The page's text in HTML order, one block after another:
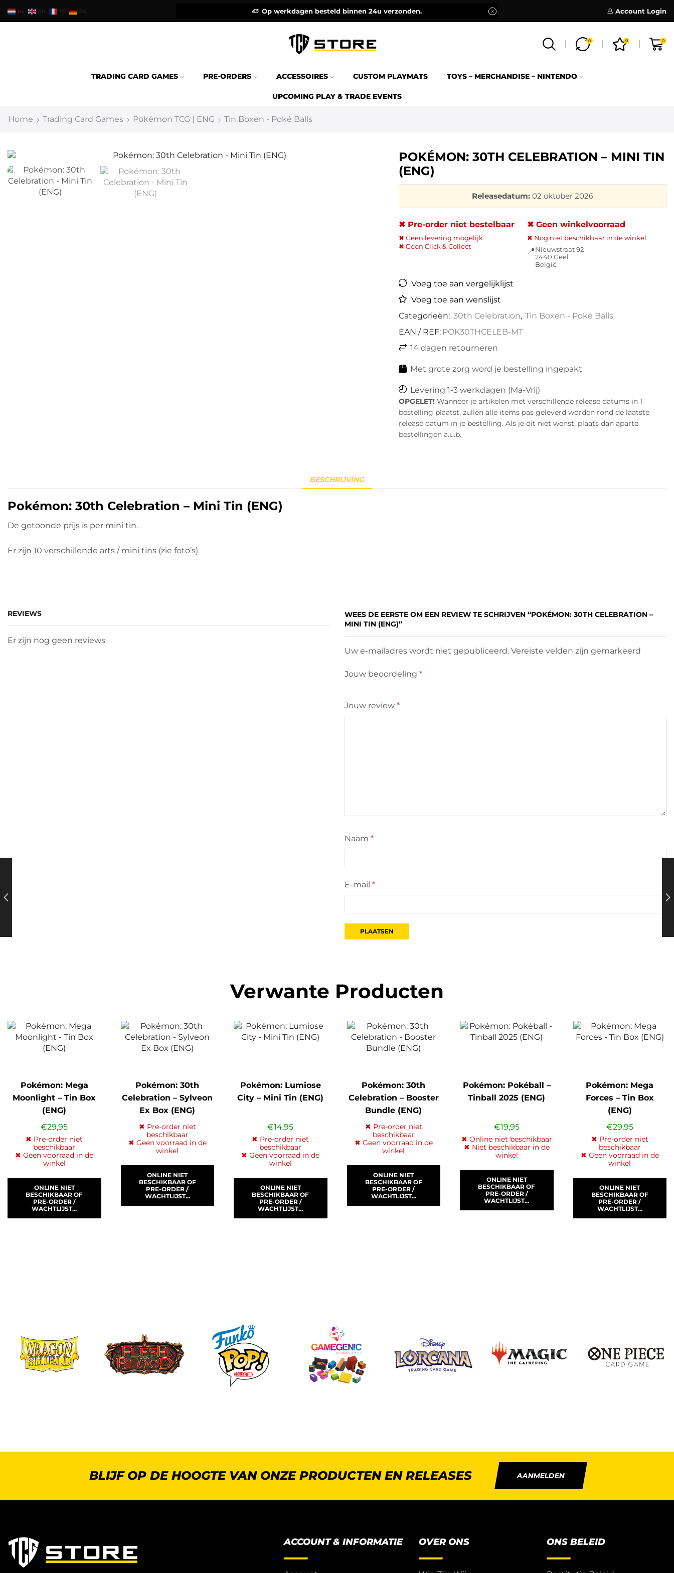
NL EN FR DE
binnen 24u verzonden. Op werkdagen besteld binnen 24u verzonden. Account Login
0 0 0
TRADING CARD GAMES PRE-ORDERS ACCESSOIRES CUSTOM PLAYMATS TOYS – MERCHANDISE – NINTENDO
UPCOMING PLAY & TRADE EVENTS
Home Trading Card Games Pokémon TCG | ENG Tin Boxen - Poké Balls
POKÉMON: 30TH CELEBRATION – MINI TIN
(ENG)
Releasedatum:02 oktober 2026
✖ Pre-order niet bestelbaar
✖ Geen levering mogelijk
✖ Geen Click & Collect
✖ Geen winkelvoorraad
✖ Nog niet beschikbaar in de winkel
📍Nieuwstraat 92
2440 Geel
België
Voeg toe aan vergelijklijst
Voeg toe aan wenslijst
Categorieën: 30th Celebration, Tin Boxen - Poké Balls
EAN / REF: POK30THCELEB-MT
14 dagen retourneren
Met grote zorg word je bestelling ingepakt
Levering 1-3 werkdagen (Ma-Vrij)
OPGELET!Wanneer je artikelen met verschillende release datums in 1
bestelling plaatst, zullen alle items pas geleverd worden rond de laatste
release datum in je bestelling. Als je dit niet wenst, plaats dan aparte
bestellingen a.u.b.
BESCHRIJVING
Pokémon: 30th Celebration – Mini Tin (ENG)
De getoonde prijs is per mini tin.
Er zijn 10 verschillende arts / mini tins (zie foto’s).
REVIEWS
Er zijn nog geen reviews
WEES DE EERSTE OM EEN REVIEW TE SCHRIJVEN “POKÉMON: 30TH CELEBRATION –
MINI TIN (ENG)”
Uw e-mailadres wordt niet gepubliceerd. Vereiste velden zijn gemarkeerd
Jouw beoordeling *
Jouw review *
Naam *
E-mail *
Verwante Producten
Pokémon: Mega
Moonlight – Tin Box
(ENG)
€29,95
✖ Pre-order niet
beschikbaar
✖ Geen voorraad in de
winkel
ONLINE NIET
BESCHIKBAAR OF
PRE-ORDER /
WACHTLIJST...
Pokémon: 30th
Celebration – Sylveon
Ex Box (ENG)
✖ Pre-order niet
beschikbaar
✖ Geen voorraad in de
winkel
ONLINE NIET
BESCHIKBAAR OF
PRE-ORDER /
WACHTLIJST...
Pokémon: Lumiose
City – Mini Tin (ENG)
€14,95
✖ Pre-order niet
beschikbaar
✖ Geen voorraad in de
winkel
ONLINE NIET
BESCHIKBAAR OF
PRE-ORDER /
WACHTLIJST...
Pokémon: 30th
Celebration – Booster
Bundle (ENG)
✖ Pre-order niet
beschikbaar
✖ Geen voorraad in de
winkel
ONLINE NIET
BESCHIKBAAR OF
PRE-ORDER /
WACHTLIJST...
Pokémon: Pokéball –
Tinball 2025 (ENG)
€19,95
✖ Online niet beschikbaar
✖ Niet beschikbaar in de
winkel
ONLINE NIET
BESCHIKBAAR OF
PRE-ORDER /
WACHTLIJST...
Pokémon: Mega
Forces – Tin Box
(ENG)
€29,95
✖ Pre-order niet
beschikbaar
✖ Geen voorraad in de
winkel
ONLINE NIET
BESCHIKBAAR OF
PRE-ORDER /
WACHTLIJST...
BLIJF OP DE HOOGTE VAN ONZE PRODUCTEN EN RELEASES AANMELDEN
ACCOUNT & INFORMATIE OVER ONS ONS BELEID